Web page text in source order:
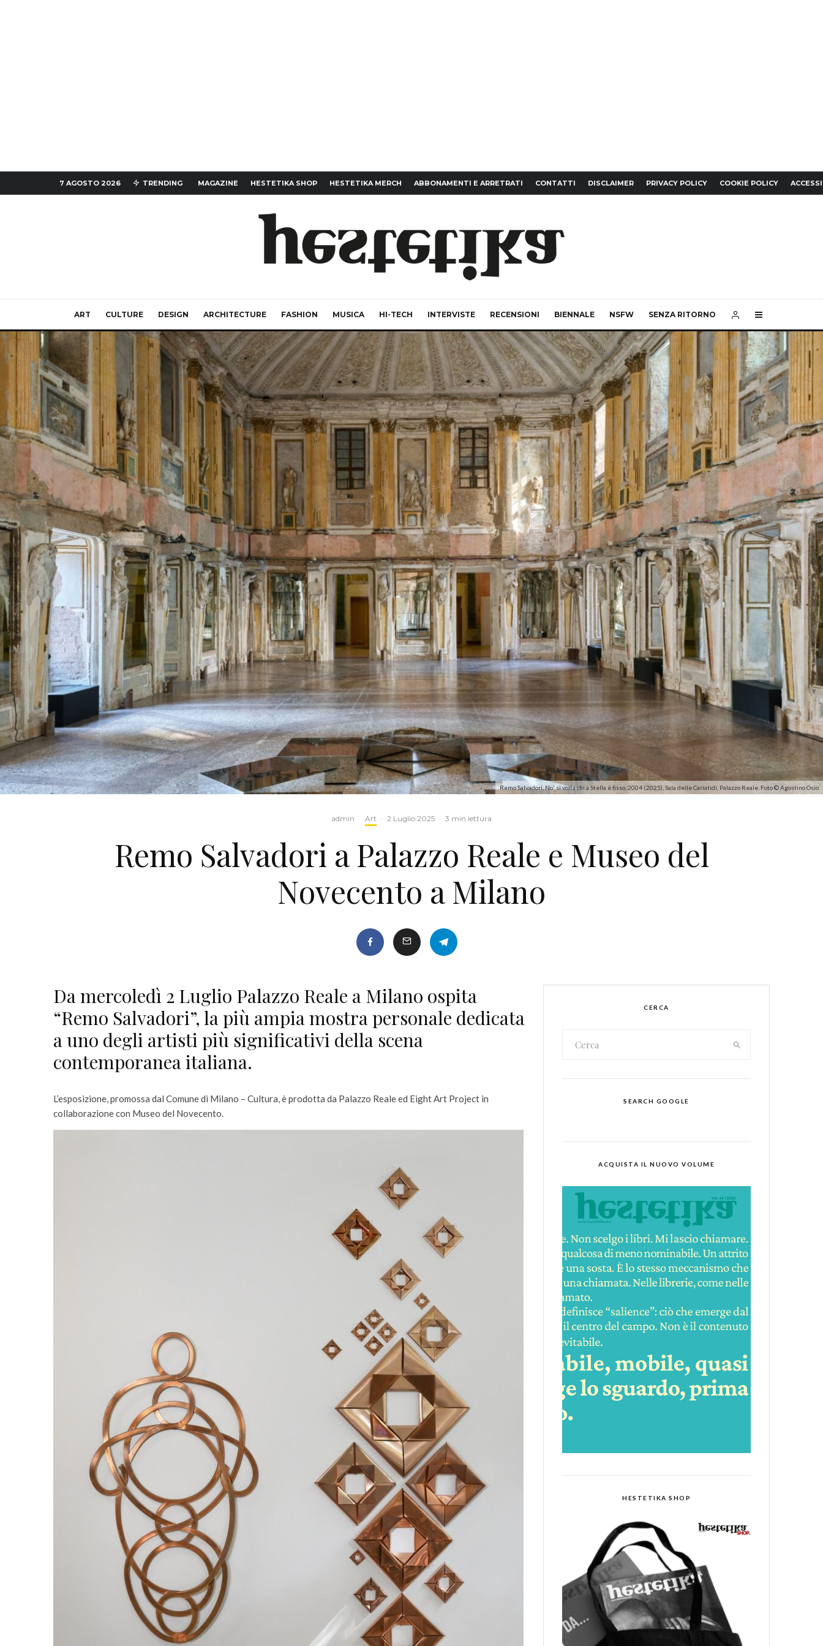
7 AGOSTO 2026 TRENDING MAGAZINE HESTETIKA SHOP HESTETIKA MERCH ABBONAMENTI E ARRETRATI CONTATTI DISCLAIMER PRIVACY POLICY COOKIE POLICY
ART CULTURE DESIGN ARCHITECTURE FASHION MUSICA HI-TECH INTERVISTE RECENSIONI BIENNALE NSFW SENZA RITORNO
Remo Salvadori, No' si volta chi a Stella è fisso, 2004 (2025), Sala delle Cariatidi, Palazzo Reale. Foto © Agostino Osio
admin · Art · 2 Luglio 2025 · 3 min lettura
Remo Salvadori a Palazzo Reale e Museo del
Novecento a Milano
Da mercoledì 2 Luglio Palazzo Reale a Milano ospita
“Remo Salvadori”, la più ampia mostra personale dedicata
a uno degli artisti più significativi della scena
contemporanea italiana.
L’esposizione, promossa dal Comune di Milano – Cultura, è prodotta da Palazzo Reale ed Eight Art Project in
collaborazione con Museo del Novecento.
CERCA
SEARCH GOOGLE
ACQUISTA IL NUOVO VOLUME
HESTETIKA SHOP